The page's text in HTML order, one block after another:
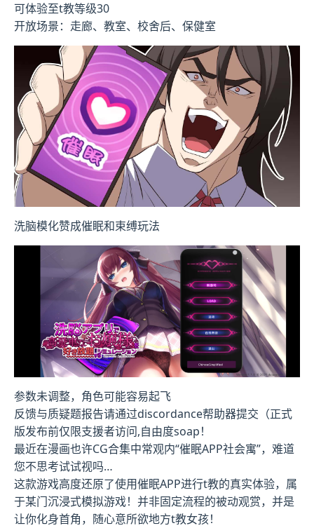
可体验至t教等级30
开放场景：走廊、教室、校舍后、保健室
洗脑模化赞成催眠和束缚玩法
参数未调整，角色可能容易起飞
反馈与质疑题报告请通过discordance帮助器提交（正式
版发布前仅限支援者访问,自由度soap！
最近在漫画也许CG合集中常观内“催眠APP社会寓”，难道
您不思考试试视吗…
这款游戏高度还原了使用催眠APP进行t教的真实体验，属
于某门沉浸式模拟游戏！并非固定流程的被动观赏，并是
让你化身首角，随心意所欲地方t教女孩！